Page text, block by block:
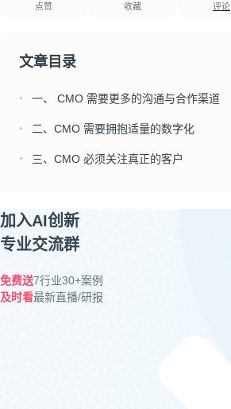
点赞 收藏 评论
文章目录
● 一、 CMO 需要更多的沟通与合作渠道
● 二、CMO 需要拥抱适量的数字化
● 三、CMO 必须关注真正的客户
加入AI创新
专业交流群
免费送7行业30+案例
及时看最新直播/研报